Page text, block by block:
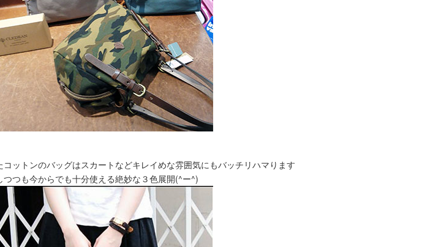
ットンのバッグはスカートなどキレイめな雰囲気にもバッチリハマります
つも今からでも十分使える絶妙な３色展開(^ー^)